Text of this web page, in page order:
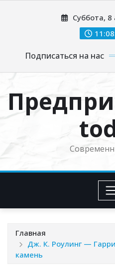
Суббота, 8
Подписаться на нас
Главная
Дж. К. Роулинг —
камень